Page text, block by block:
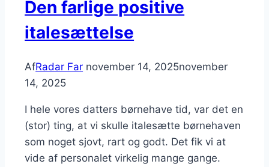
Den farlige positive
italesættelse
AfRadar Far november 14, 2025november
14, 2025
I hele vores datters børnehave tid, var det en
(stor) ting, at vi skulle italesætte børnehaven
som noget sjovt, rart og godt. Det fik vi at
vide af personalet virkelig mange gange.